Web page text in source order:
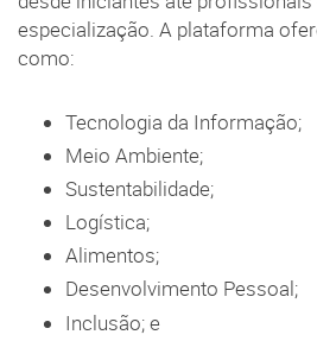
especialização. A plataforma
como:
Tecnologia da Informação;
Meio Ambiente;
Sustentabilidade;
Logística;
Alimentos;
Desenvolvimento Pessoal;
Inclusão; e